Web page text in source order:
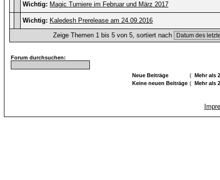
Wichtig: Magic Turniere im Februar und März 2017
Wichtig: Kaledesh Prerelease am 24.09.2016
Zeige Themen 1 bis 5 von 5, sortiert nach
Forum durchsuchen:
Neue Beiträge ( Mehr als
Keine neuen Beiträge ( Mehr als